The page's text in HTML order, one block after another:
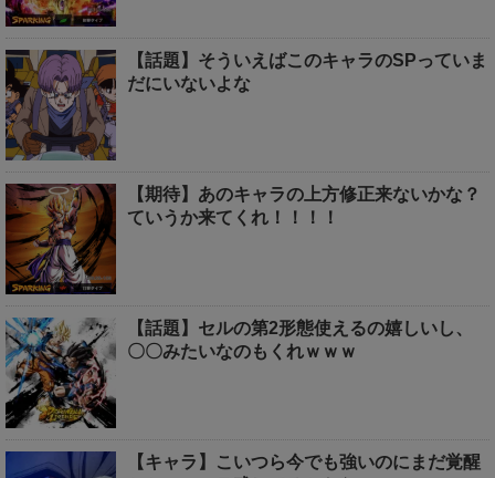
【話題】そういえばこのキャラのSPっていま
だにいないよな
【期待】あのキャラの上方修正来ないかな？
ていうか来てくれ！！！！
【話題】セルの第2形態使えるの嬉しいし、
〇〇みたいなのもくれｗｗｗ
【キャラ】こいつら今でも強いのにまだ覚醒